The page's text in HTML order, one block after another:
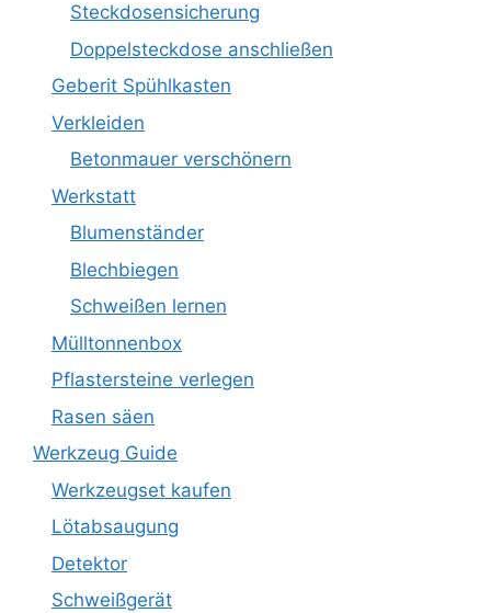
Steckdosensicherung
Doppelsteckdose anschließen
Geberit Spühlkasten
Verkleiden
Betonmauer verschönern
Werkstatt
Blumenständer
Blechbiegen
Schweißen lernen
Mülltonnenbox
Pflastersteine verlegen
Rasen säen
Werkzeug Guide
Werkzeugset kaufen
Lötabsaugung
Detektor
Schweißgerät